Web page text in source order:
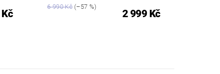
6 990 Kč(–57 %)
2 999 Kč